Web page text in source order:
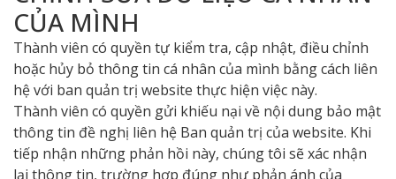
CỦA MÌNH
Thành viên có quyền tự kiểm tra, cập nhật, điều chỉnh
hoặc hủy bỏ thông tin cá nhân của mình bằng cách liên
hệ với ban quản trị website thực hiện việc này.
Thành viên có quyền gửi khiếu nại về nội dung bảo mật
thông tin đề nghị liên hệ Ban quản trị của website. Khi
tiếp nhận những phản hồi này, chúng tôi sẽ xác nhận
lại thông tin, trường hợp đúng như phản ánh của